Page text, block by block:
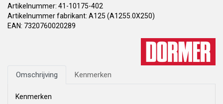
Artikelnummer: 41-10175-402
Artikelnummer fabrikant: A125 (A1255.0X250)
EAN: 7320760020289
Omschrijving Kenmerken
Kenmerken